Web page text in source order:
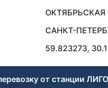
ОКТЯБРЬСКАЯ
САНКТ-
59.823273,
от станции